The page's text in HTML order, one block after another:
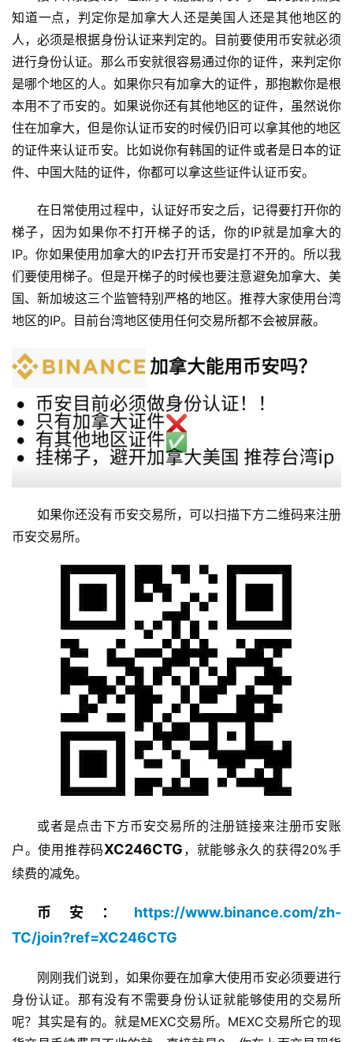
知道一点，判定你是加拿大人还是美国人还是其他地区的
人，必须是根据身份认证来判定的。目前要使用币安就必须
进行身份认证。那么币安就很容易通过你的证件，来判定你
是哪个地区的人。如果你只有加拿大的证件，那抱歉你是根
本用不了币安的。如果说你还有其他地区的证件，虽然说你
住在加拿大，但是你认证币安的时候仍旧可以拿其他的地区
的证件来认证币安。比如说你有韩国的证件或者是日本的证
件、中国大陆的证件，你都可以拿这些证件认证币安。
在日常使用过程中，认证好币安之后，记得要打开你的
梯子，因为如果你不打开梯子的话，你的IP就是加拿大的
IP。你如果使用加拿大的IP去打开币安是打不开的。所以我
们要使用梯子。但是开梯子的时候也要注意避免加拿大、美
国、新加坡这三个监管特别严格的地区。推荐大家使用台湾
地区的IP。目前台湾地区使用任何交易所都不会被屏蔽。
如果你还没有币安交易所，可以扫描下方二维码来注册
币安交易所。
或者是点击下方币安交易所的注册链接来注册币安账
户。使用推荐码XC246CTG ，就能够永久的获得20%手
续费的减免。
币安： https://www.binance.com/zh-
TC/join?ref=XC246CTG
刚刚我们说到，如果你要在加拿大使用币安必须要进行
身份认证。那有没有不需要身份认证就能够使用的交易所
呢？其实是有的。就是MEXC交易所。MEXC交易所它的现